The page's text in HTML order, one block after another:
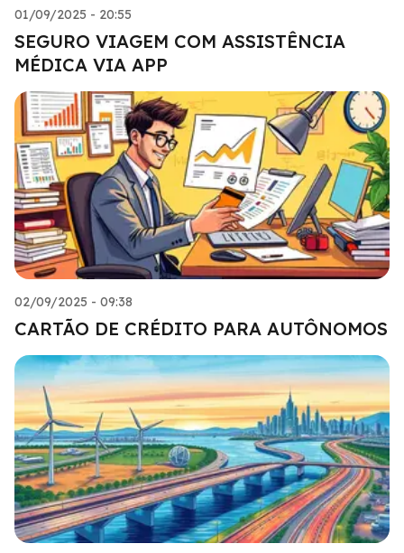
01/09/2025 - 20:55
SEGURO VIAGEM COM ASSISTÊNCIA
MÉDICA VIA APP
02/09/2025 - 09:38
CARTÃO DE CRÉDITO PARA AUTÔNOMOS